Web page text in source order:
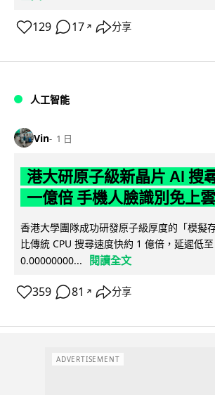
129 17 ↗ 分享
人工智能
Vin 1 日
港大研原子級新晶片 AI 搜
一億倍 手機人臉識別免上
香港大學團隊成功研發原子級厚度的「模擬
比傳統 CPU 搜尋速度快約 1 億倍，延遲低
0.00000000...
閱讀全文
359 81 ↗ 分享
ADVERTISEMENT